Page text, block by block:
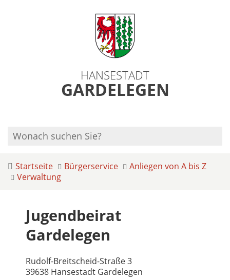
HANSESTADT
GARDELEGEN
Startseite Bürgerservice
Anliegen von A bis Z
Verwaltung
Jugendbeirat
Gardelegen
Rudolf-Breitscheid-Straße 3
39638 Hansestadt Gardelegen